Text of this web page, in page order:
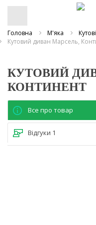
Головна М'яка
Кутовий диван Марсель,
КУТОВИЙ
КОНТИНЕНТ
Все про товар
Відгуки 1